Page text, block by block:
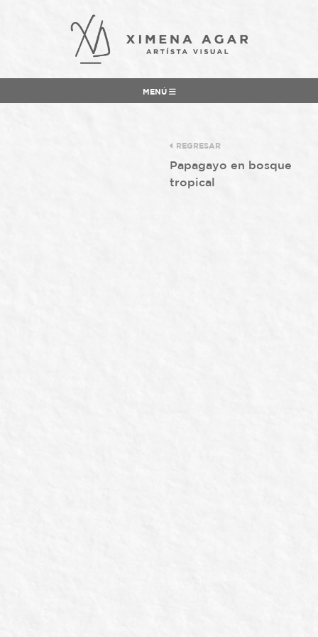
MENÚ
REGRESAR
Papagayo en bosque
tropical